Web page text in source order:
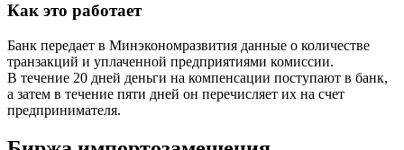
Как это работает
Банк передает в Минэкономразвития данные о количестве
транзакций и уплаченной предприятиями комиссии.
В течение 20 дней деньги на компенсации поступают в банк,
а затем в течение пяти дней он перечисляет их на счет
предпринимателя.